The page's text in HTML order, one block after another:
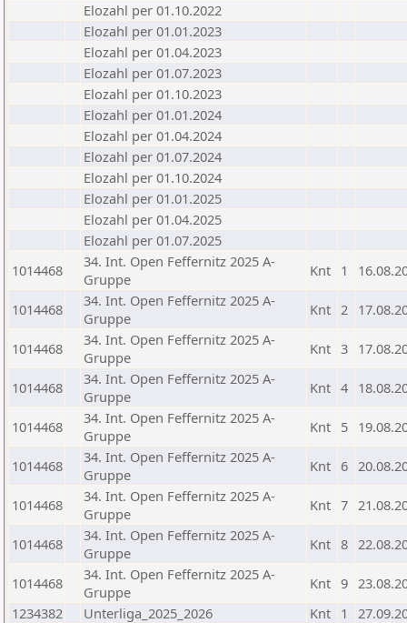
Elozahl per 01.10.2022
Elozahl per 01.01.2023
Elozahl per 01.04.2023
Elozahl per 01.07.2023
Elozahl per 01.10.2023
Elozahl per 01.01.2024
Elozahl per 01.04.2024
Elozahl per 01.07.2024
Elozahl per 01.10.2024
Elozahl per 01.01.2025
Elozahl per 01.04.2025
Elozahl per 01.07.2025
1014468
34. Int. Open Feffernitz 2025 A-
Gruppe
Knt 1
1014468
34. Int. Open Feffernitz 2025 A-
Gruppe
Knt 2
1014468
34. Int. Open Feffernitz 2025 A-
Gruppe
Knt 3
1014468
34. Int. Open Feffernitz 2025 A-
Gruppe
Knt 4
1014468
34. Int. Open Feffernitz 2025 A-
Gruppe
Knt 5
1014468
34. Int. Open Feffernitz 2025 A-
Gruppe
Knt 6
1014468
34. Int. Open Feffernitz 2025 A-
Gruppe
Knt 7
1014468
34. Int. Open Feffernitz 2025 A-
Gruppe
Knt 8
1014468
34. Int. Open Feffernitz 2025 A-
Gruppe
Knt 9
1234382
Unterliga_2025_2026 Knt 1